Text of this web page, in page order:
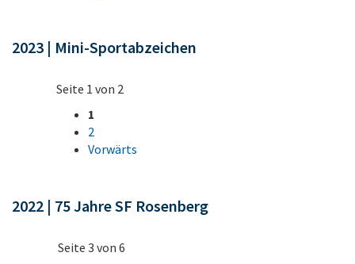
2023 | Mini-Sportabzeichen
Seite 1 von 2
1
2
Vorwärts
2022 | 75 Jahre SF Rosenberg
Seite 3 von 6